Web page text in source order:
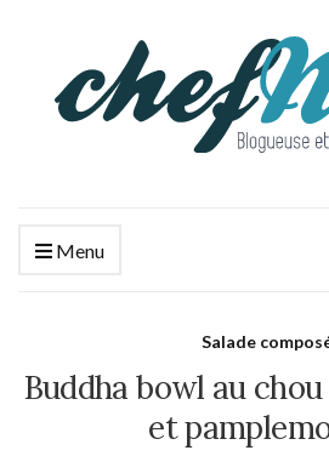
Menu
Salade
Buddha bowl au
et